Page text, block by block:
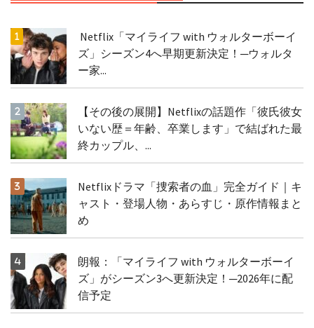
Netflix「マイライフ with ウォルターボーイ
ズ」シーズン4へ早期更新決定！─ウォルタ
ー家...
【その後の展開】Netflixの話題作「彼氏彼女
いない歴＝年齢、卒業します」で結ばれた最
終カップル、...
Netflixドラマ「捜索者の血」完全ガイド｜キ
ャスト・登場人物・あらすじ・原作情報まと
め
朗報：「マイライフ with ウォルターボーイ
ズ」がシーズン3へ更新決定！─2026年に配
信予定